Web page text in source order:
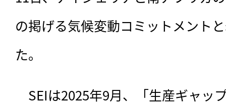
の掲げる気候変動コミットメント
た。
SEIは2025年9月、「生産ギャッ